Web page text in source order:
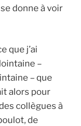
donne à voir
que j’ai
–
– que
alors pour
collègues à
de